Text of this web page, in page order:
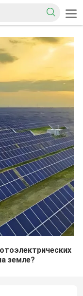
земле?